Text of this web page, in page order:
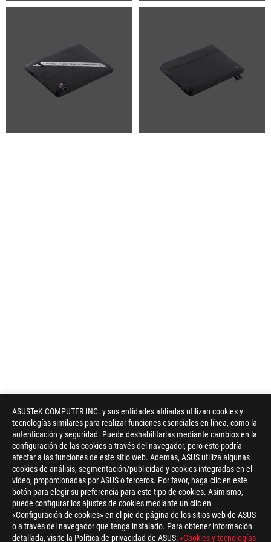
ASUSTeK COMPUTER INC. y sus entidades afiliadas utilizan cookies y
tecnologías similares para realizar funciones esenciales en línea, como la
autenticación y seguridad. Puede deshabilitarlas mediante cambios en la
configuración de las cookies a través del navegador, pero esto podría
afectar a las funciones de este sitio web. Además, ASUS utiliza algunas
cookies de análisis, segmentación/publicidad y cookies integradas en el
vídeo, proporcionadas por ASUS o terceros. Por favor, haga clic en este
botón para elegir su preferencia para este tipo de cookies. Asimismo,
puede configurar los ajustes de cookies mediante un clic en
«Configuración de cookies» en el pie de página de los sitios web de ASUS
o a través del navegador que tenga instalado. Para obtener información
detallada, visite la Política de privacidad de ASUS:«Cookies y tecnologías